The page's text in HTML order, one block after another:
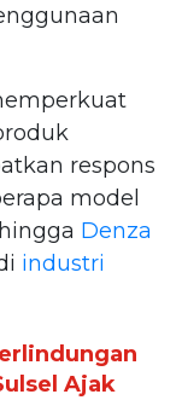
respons
model
Denza
industri
Ajak